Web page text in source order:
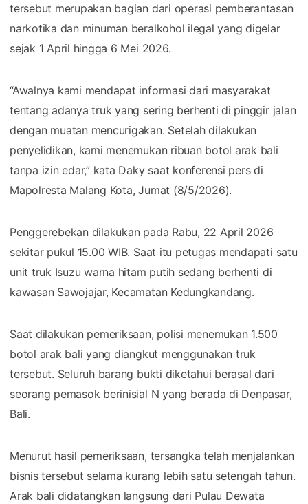
tersebut merupakan bagian dari operasi pemberantasan
narkotika dan minuman beralkohol ilegal yang digelar
sejak 1 April hingga 6 Mei 2026.
“Awalnya kami mendapat informasi dari masyarakat
tentang adanya truk yang sering berhenti di pinggir jalan
dengan muatan mencurigakan. Setelah dilakukan
penyelidikan, kami menemukan ribuan botol arak bali
tanpa izin edar,” kata Daky saat konferensi pers di
Mapolresta Malang Kota, Jumat (8/5/2026).
Penggerebekan dilakukan pada Rabu, 22 April 2026
sekitar pukul 15.00 WIB. Saat itu petugas mendapati satu
unit truk Isuzu warna hitam putih sedang berhenti di
kawasan Sawojajar, Kecamatan Kedungkandang.
Saat dilakukan pemeriksaan, polisi menemukan 1.500
botol arak bali yang diangkut menggunakan truk
tersebut. Seluruh barang bukti diketahui berasal dari
seorang pemasok berinisial N yang berada di Denpasar,
Bali.
Menurut hasil pemeriksaan, tersangka telah menjalankan
bisnis tersebut selama kurang lebih satu setengah tahun.
Arak bali didatangkan langsung dari Pulau Dewata